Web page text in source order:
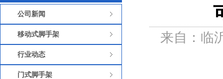
公司新闻
移动式脚手架
行业动态
门式脚手架
来自：临